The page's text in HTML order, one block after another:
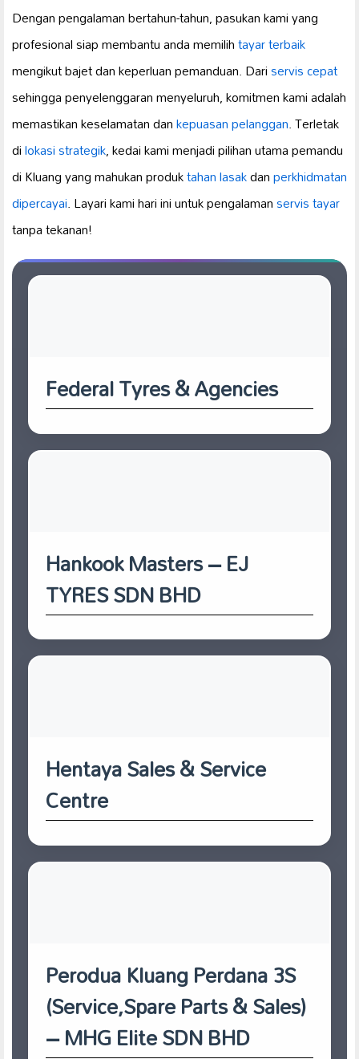
Dengan pengalaman bertahun-tahun, pasukan kami yang
profesional siap membantu anda memilihtayar terbaik
mengikut bajet dan keperluan pemanduan. Dariservis cepat
sehingga penyelenggaran menyeluruh, komitmen kami adalah
memastikan keselamatan dankepuasan pelanggan. Terletak
dilokasi strategik, kedai kami menjadi pilihan utama pemandu
di Kluang yang mahukan produktahan lasakdanperkhidmatan
dipercayai. Layari kami hari ini untuk pengalamanservis tayar
tanpa tekanan!
Federal Tyres & Agencies
Hankook Masters – EJ
TYRES SDN BHD
Hentaya Sales & Service
Centre
Perodua Kluang Perdana 3S
(Service,Spare Parts & Sales)
– MHG Elite SDN BHD